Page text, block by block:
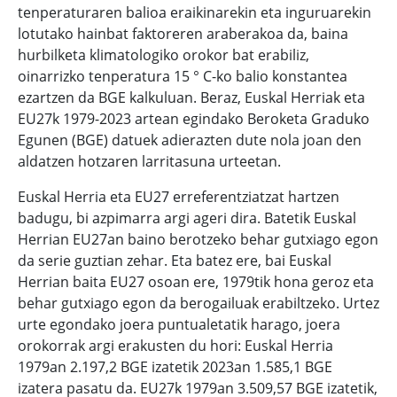
tenperaturaren balioa eraikinarekin eta inguruarekin
lotutako hainbat faktoreren araberakoa da, baina
hurbilketa klimatologiko orokor bat erabiliz,
oinarrizko tenperatura 15 ° C-ko balio konstantea
ezartzen da BGE kalkuluan. Beraz, Euskal Herriak eta
EU27k 1979-2023 artean egindako Beroketa Graduko
Egunen (BGE) datuek adierazten dute nola joan den
aldatzen hotzaren larritasuna urteetan.
Euskal Herria eta EU27 erreferentziatzat hartzen
badugu, bi azpimarra argi ageri dira. Batetik Euskal
Herrian EU27an baino berotzeko behar gutxiago egon
da serie guztian zehar. Eta batez ere, bai Euskal
Herrian baita EU27 osoan ere, 1979tik hona geroz eta
behar gutxiago egon da berogailuak erabiltzeko. Urtez
urte egondako joera puntualetatik harago, joera
orokorrak argi erakusten du hori: Euskal Herria
1979an 2.197,2 BGE izatetik 2023an 1.585,1 BGE
izatera pasatu da. EU27k 1979an 3.509,57 BGE izatetik,